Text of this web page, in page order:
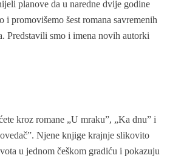
planove da u naredne dvije godine
i promovišemo šest romana savremenih
Predstavili smo i imena novih autorki
kroz romane „U mraku”, „Ka dnu” i
Njene knjige krajnje slikovito
u jednom češkom gradiću i pokazuju